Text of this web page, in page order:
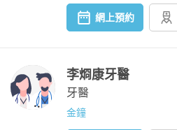
網上預約
李烱康牙醫
牙醫
金鐘